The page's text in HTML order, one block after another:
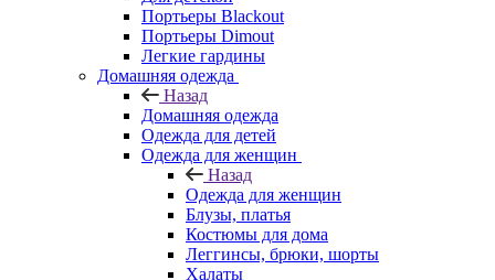
Портьеры Blackout
Портьеры Dimout
Легкие гардины
Домашняя одежда
Назад
Домашняя одежда
Одежда для детей
Одежда для женщин
Назад
Одежда для женщин
Блузы, платья
Костюмы для дома
Леггинсы, брюки, шорты
Халаты